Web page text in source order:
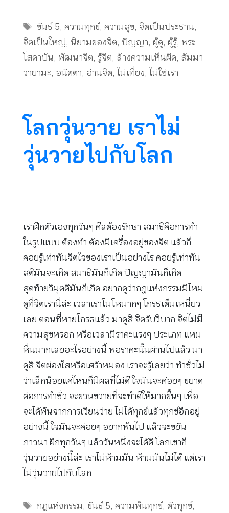
Tags
ขันธ์ 5,ความทุกข์,ความสุข, จิตเป็นประธาน,
จิตเป็นใหญ่, นิยามของจิต, ปัญญา, ผู้ดู, ผู้รู้, พระ
โสดาบัน, พัฒนาจิต, รู้จิต, ล้างความเห็นผิด, สัมมา
วายามะ, อนัตตา, อ่านจิต, ไม่เที่ยง, ไม่ใช่เรา
โลกวุ่นวาย เราไม่
วุ่นวายไปกับโลก
เราฝึกตัวเองทุกวันๆ ศีลต้องรักษา สมาธิคือการทำ
ในรูปแบบ ต้องทำ ต้องมีเครื่องอยู่ของจิต แล้วก็
คอยรู้เท่าทันจิตใจของเราเป็นอย่างไร คอยรู้เท่าทัน
สติมันจะเกิด สมาธิมันก็เกิด ปัญญามันก็เกิด
สุดท้ายวิมุตติมันก็เกิด อยากดูว่ากฎแห่งกรรมมีไหม
ดูที่จิตเรานี่ล่ะ เวลาเราโมโหมากๆ โกรธเต็มเหนี่ยว
เลย ตอนที่หายโกรธแล้ว มาดูสิ จิตรับวิบาก จิตไม่มี
ความสุขหรอก หรือเวลามีราคะแรงๆ ประเภท แหม
หื่นมากเลยอะไรอย่างนี้ พอราคะนั้นผ่านไปแล้ว มา
ดูสิ จิตผ่องใสหรือเศร้าหมอง เราจะรู้เลยว่า ทำชั่วไม่
ว่าเล็กน้อยแค่ไหนก็มีผลที่ไม่ดี ใจมันจะค่อยๆ ขยาด
ต่อการทำชั่ว จะขวนขวายที่จะทำดีให้มากขึ้นๆ เพื่อ
จะได้พ้นจากการเวียนว่าย ไม่ได้ทุกข์แล้วทุกข์อีกอยู่
อย่างนี้ ใจมันจะค่อยๆ อยากพ้นไป แล้วจะขยัน
ภาวนา ฝึกทุกวันๆ แล้ววันหนึ่งจะได้ดี โลกเขาก็
วุ่นวายอย่างนี้ล่ะ เราไม่ห้ามมัน ห้ามมันไม่ได้ แต่เรา
ไม่วุ่นวายไปกับโลก
Tags
กฎแห่งกรรม, ขันธ์ 5,ความพ้นทุกข์, ตัวทุกข์,